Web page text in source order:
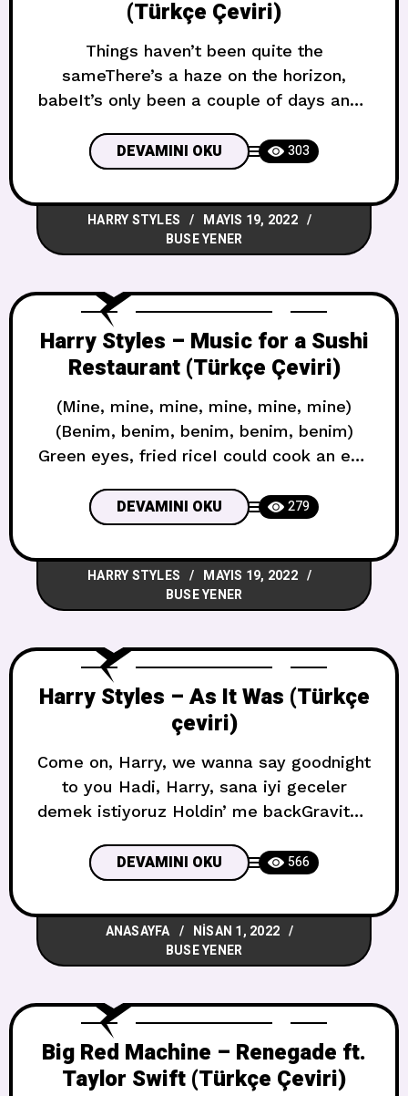
(Türkçe Çeviri)
Things haven’t been quite the
sameThere’s a haze on the horizon,
babeIt’s only been a couple of days and I
goes to planYou stub your toe or break
your cameraI’ll do everything I can to
help you through Bazı şeyler bir süredir
eskisi gibi değilUfuk çizgisinde pus var,
sevgilimYalnızca birkaç
DEVAMINI OKU 303
HARRY STYLES
MAYIS 19, 2022
BUSE YENER
Harry Styles – Music for a Sushi
Restaurant (Türkçe Çeviri)
(Mine, mine, mine, mine, mine, mine)
(Benim, benim, benim, benim, benim)
Green eyes, fried riceI could cook an egg
the stove, yeahYou’re sweet ice
creamBut you could use a flake or
twoBlue bubblegum twisted round your
tongue Yeşil gözler, kızarmış pirinçSenin
üzerinde bir yumurta pişirebilirimGeç
DEVAMINI OKU 279
HARRY STYLES
MAYIS 19, 2022
BUSE YENER
Harry Styles – As It Was (Türkçe
çeviri)
Come on, Harry, we wanna say goodnight
to you Hadi, Harry, sana iyi geceler
demek istiyoruz Holdin’ me backGravity’s
palm of your handWhy don’t we leave it
at that?Nothin’ to sayWhen everything
gets in the waySeems you cannot be
replacedAnd I’m the one who will stay,
DEVAMINI OKU 566
ANASAYFA
NISAN 1, 2022
BUSE YENER
Big Red Machine – Renegade ft.
Taylor Swift (Türkçe Çeviri)